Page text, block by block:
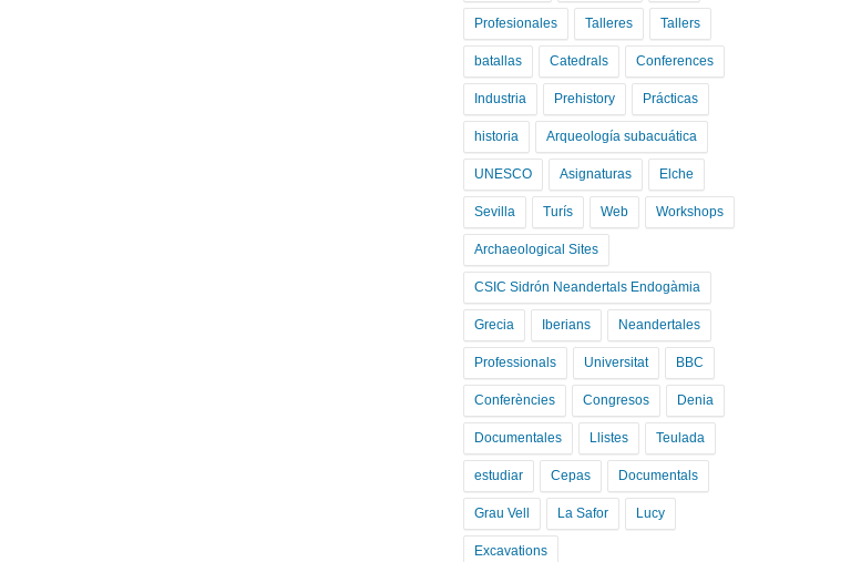
Profesionales Talleres Tallers
batallas Catedrals Conferences
Industria Prehistory Prácticas
historia Arqueología subacuática
UNESCO Asignaturas Elche
Sevilla Turís Web Workshops
Archaeological Sites
CSIC Sidrón Neandertals Endogàmia
Grecia Iberians Neandertales
Professionals Universitat BBC
Conferències Congresos Denia
Documentales Llistes Teulada
estudiar Cepas Documentals
Grau Vell La Safor Lucy
Excavations